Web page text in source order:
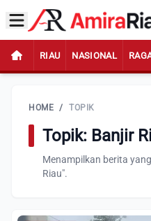
RIAU NASIONAL
HOME / TOPIK
Topik: Banjir
Menampilkan berita
Riau".